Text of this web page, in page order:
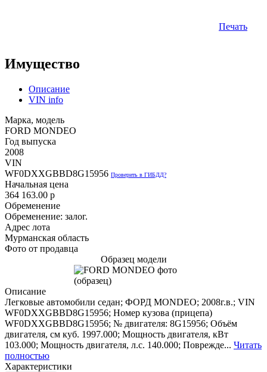
Печать
Имущество
Описание
VIN info
Марка, модель
FORD MONDEO
Год выпуска
2008
VIN
WF0DXXGBBD8G15956 Проверить в ГИБДД?
Начальная цена
364 163.00 p
Обременение
Обременение: залог.
Адрес лота
Мурманская область
Фото от продавца
Образец модели
Описание
Легковые автомобили седан; ФОРД MONDEO; 2008г.в.; VIN
WF0DXXGBBD8G15956; Номер кузова (прицепа)
WF0DXXGBBD8G15956; № двигателя: 8G15956; Объём
двигателя, см куб. 1997.000; Мощность двигателя, кВт
103.000; Мощность двигателя, л.с. 140.000; Поврежде... Читать
полностью
Характеристики